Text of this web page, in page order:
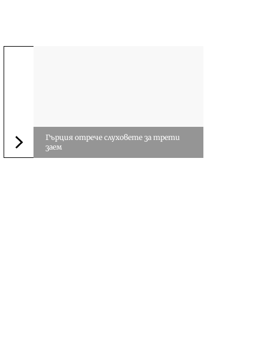
Следваща новина
Гърция отрече слуховете за трети
заем